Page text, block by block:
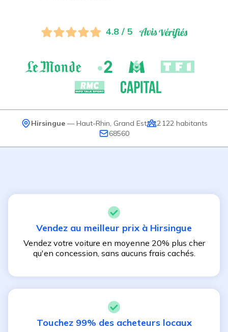
4.8 / 5
Hirsingue— Haut-Rhin Grand Est 2 122 habitants
68560
Vendez au meilleur prix à Hirsingue
Vendez votre voiture en moyenne 20% plus cher
qu'en concession, sans aucuns frais cachés.
Touchez 99% des acheteurs locaux